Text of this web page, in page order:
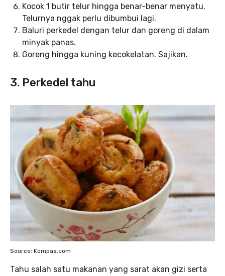
Kocok 1 butir telur hingga benar-benar menyatu.
Telurnya nggak perlu dibumbui lagi.
Baluri perkedel dengan telur dan goreng di dalam
minyak panas.
Goreng hingga kuning kecokelatan. Sajikan.
3. Perkedel tahu
Source: Kompas.com
Tahu salah satu makanan yang sarat akan gizi serta